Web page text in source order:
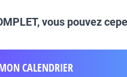
vous pouvez
CALENDRIER